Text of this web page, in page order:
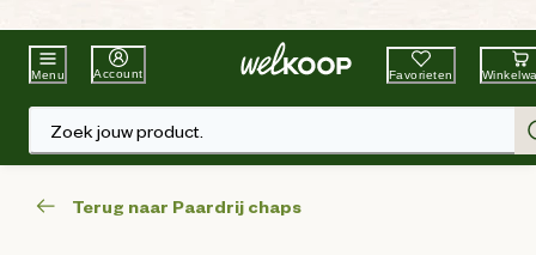
Beste WinkelketenTuin & Dier
Menu Account Favorieten
Zoek jouw product.
Terug naar Paardrij chaps